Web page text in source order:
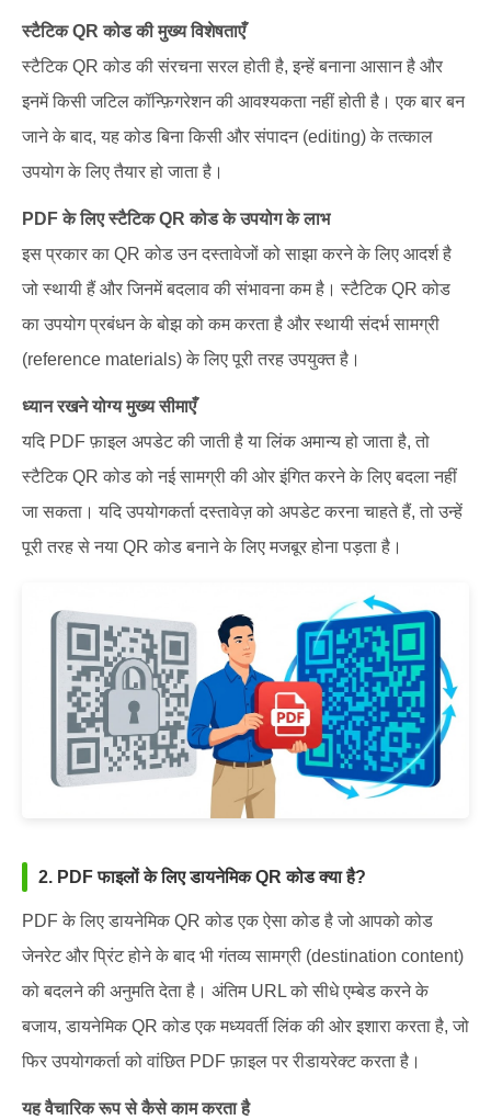
स्टैटिक QR कोड की मुख्य विशेषताएँ
स्टैटिक QR कोड की संरचना सरल होती है, इन्हें बनाना आसान है और
इनमें किसी जटिल कॉन्फ़िगरेशन की आवश्यकता नहीं होती है। एक बार बन
जाने के बाद, यह कोड बिना किसी और संपादन (editing) के तत्काल
उपयोग के लिए तैयार हो जाता है।
PDF के लिए स्टैटिक QR कोड के उपयोग के लाभ
इस प्रकार का QR कोड उन दस्तावेजों को साझा करने के लिए आदर्श है
जो स्थायी हैं और जिनमें बदलाव की संभावना कम है। स्टैटिक QR कोड
का उपयोग प्रबंधन के बोझ को कम करता है और स्थायी संदर्भ सामग्री
(reference materials) के लिए पूरी तरह उपयुक्त है।
ध्यान रखने योग्य मुख्य सीमाएँ
यदि PDF फ़ाइल अपडेट की जाती है या लिंक अमान्य हो जाता है, तो
स्टैटिक QR कोड को नई सामग्री की ओर इंगित करने के लिए बदला नहीं
जा सकता। यदि उपयोगकर्ता दस्तावेज़ को अपडेट करना चाहते हैं, तो उन्हें
पूरी तरह से नया QR कोड बनाने के लिए मजबूर होना पड़ता है।
2. PDF फाइलों के लिए डायनेमिक QR कोड क्या है?
PDF के लिए डायनेमिक QR कोड एक ऐसा कोड है जो आपको कोड
जेनरेट और प्रिंट होने के बाद भी गंतव्य सामग्री (destination content)
को बदलने की अनुमति देता है। अंतिम URL को सीधे एम्बेड करने के
बजाय, डायनेमिक QR कोड एक मध्यवर्ती लिंक की ओर इशारा करता है, जो
फिर उपयोगकर्ता को वांछित PDF फ़ाइल पर रीडायरेक्ट करता है।
यह वैचारिक रूप से कैसे काम करता है